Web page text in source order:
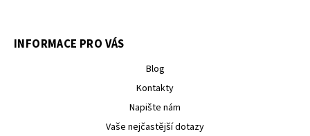
INFORMACE PRO VÁS
Blog
Kontakty
Napište nám
Vaše nejčastější dotazy